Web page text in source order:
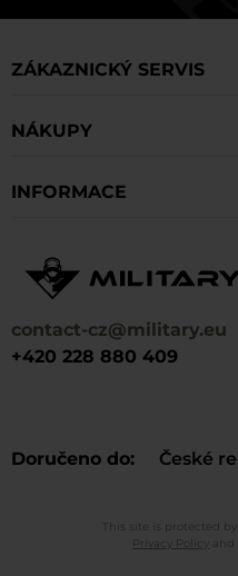
contact-cz@military.eu
+420 228 880 409
Doručeno do České
ZÁKAZNICKÝ SERVIS
NÁKUPY
INFORMACE
This site is protected
Privacy Policy
and